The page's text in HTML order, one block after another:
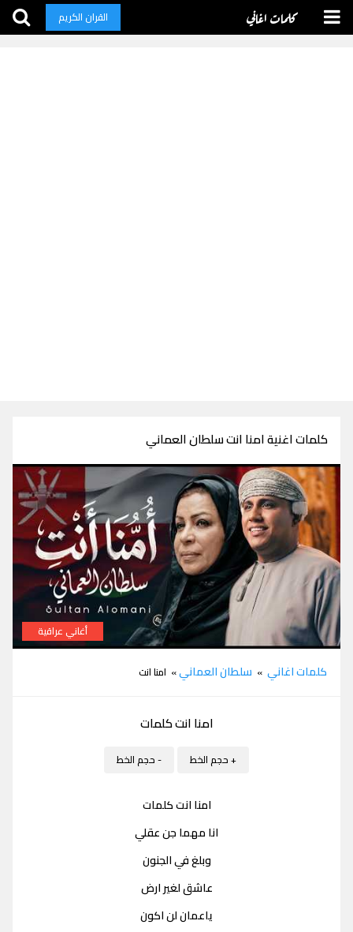
كلمات اغاني القران الكريم
كلمات اغنية امنا انت سلطان العماني
أغاني عراقية
كلمات اغاني » سلطان العماني» امنا انت
امنا انت كلمات
+ حجم الخط - حجم الخط
امنا انت كلمات
انا مهما جن عقلي
وبلغ في الجنون
عاشق لغير ارض
ياعمان لن اكون